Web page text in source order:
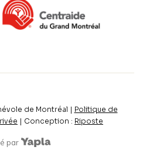
de Montréal | Politique de
| Conception : Riposte
par